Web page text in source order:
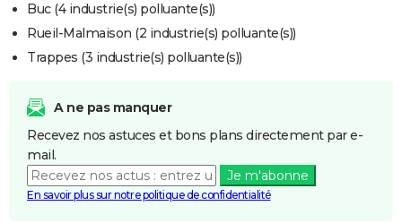
Buc (4 industrie(s) polluante(s))
Rueil-Malmaison (2 industrie(s) polluante(s))
Trappes (3 industrie(s) polluante(s))
A ne pas manquer
Recevez nos astuces et bons plans directement par e-
mail.
Je m'abonne
En savoir plus sur notre politique de confidentialité